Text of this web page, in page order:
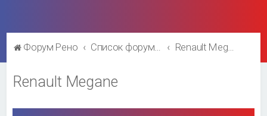
Форум Рено Список форумов Renault Megane
Renault Megane